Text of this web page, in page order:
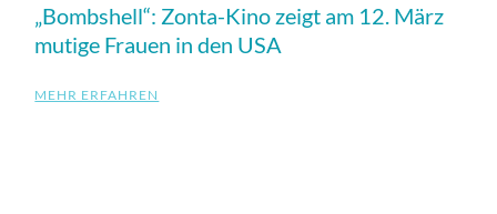
„Bombshell“: Zonta-Kino zeigt am 12. März
mutige Frauen in den USA
MEHR ERFAHREN